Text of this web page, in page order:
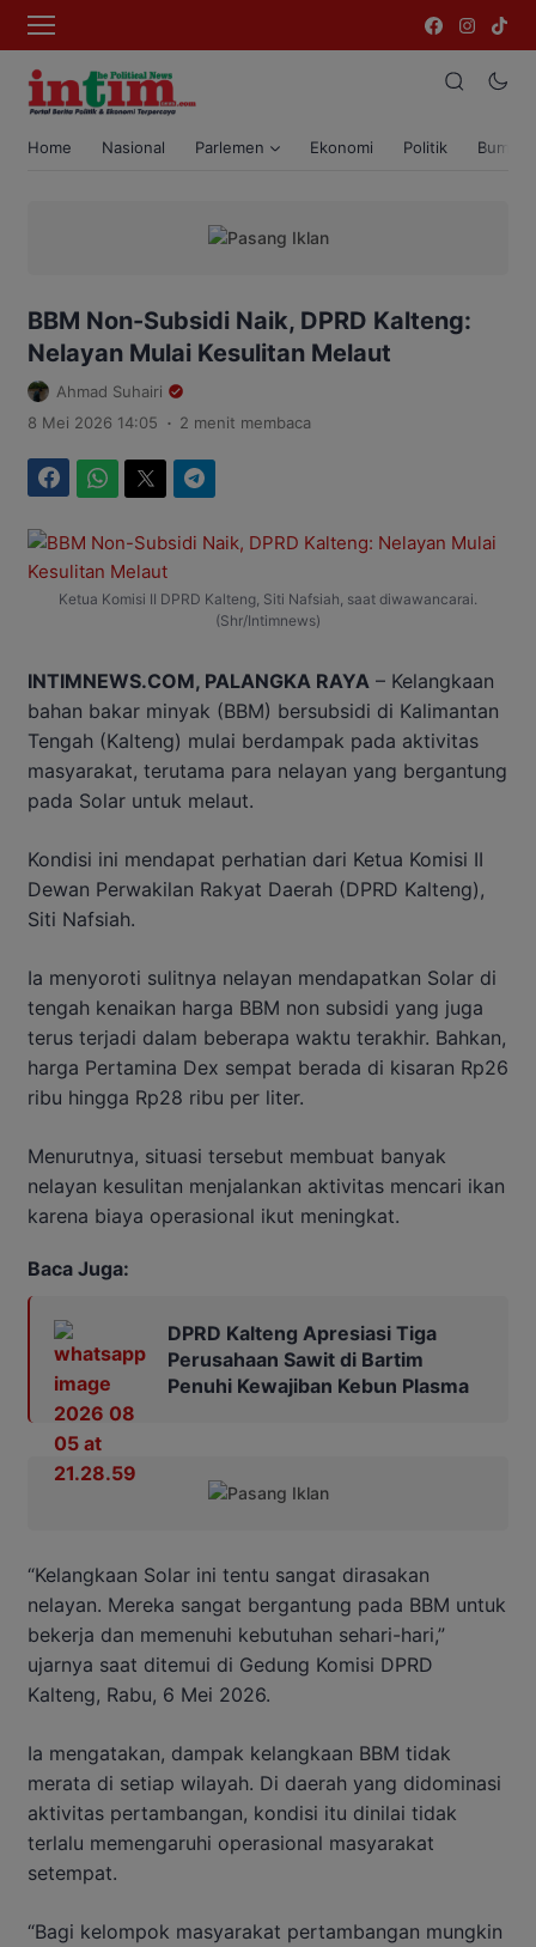
Home Nasional Parlemen Ekonomi Politik Bumi
BBM Non-Subsidi Naik, DPRD Kalteng:
Nelayan Mulai Kesulitan Melaut
Ahmad Suhairi
8 Mei 2026 14:05 . 2 menit membaca
Ketua Komisi II DPRD Kalteng, Siti Nafsiah, saat diwawancarai.
(Shr/Intimnews)
INTIMNEWS.COM, PALANGKA RAYA – Kelangkaan
bahan bakar minyak (BBM) bersubsidi di Kalimantan
Tengah (Kalteng) mulai berdampak pada aktivitas
masyarakat, terutama para nelayan yang bergantung
pada Solar untuk melaut.
Kondisi ini mendapat perhatian dari Ketua Komisi II
Dewan Perwakilan Rakyat Daerah (DPRD Kalteng),
Siti Nafsiah.
Ia menyoroti sulitnya nelayan mendapatkan Solar di
tengah kenaikan harga BBM non subsidi yang juga
terus terjadi dalam beberapa waktu terakhir. Bahkan,
harga Pertamina Dex sempat berada di kisaran Rp26
ribu hingga Rp28 ribu per liter.
Menurutnya, situasi tersebut membuat banyak
nelayan kesulitan menjalankan aktivitas mencari ikan
karena biaya operasional ikut meningkat.
Baca Juga:
DPRD Kalteng Apresiasi Tiga
Perusahaan Sawit di Bartim
Penuhi Kewajiban Kebun Plasma
“Kelangkaan Solar ini tentu sangat dirasakan
nelayan. Mereka sangat bergantung pada BBM untuk
bekerja dan memenuhi kebutuhan sehari-hari,”
ujarnya saat ditemui di Gedung Komisi DPRD
Kalteng, Rabu, 6 Mei 2026.
Ia mengatakan, dampak kelangkaan BBM tidak
merata di setiap wilayah. Di daerah yang didominasi
aktivitas pertambangan, kondisi itu dinilai tidak
terlalu memengaruhi operasional masyarakat
setempat.
“Bagi kelompok masyarakat pertambangan mungkin